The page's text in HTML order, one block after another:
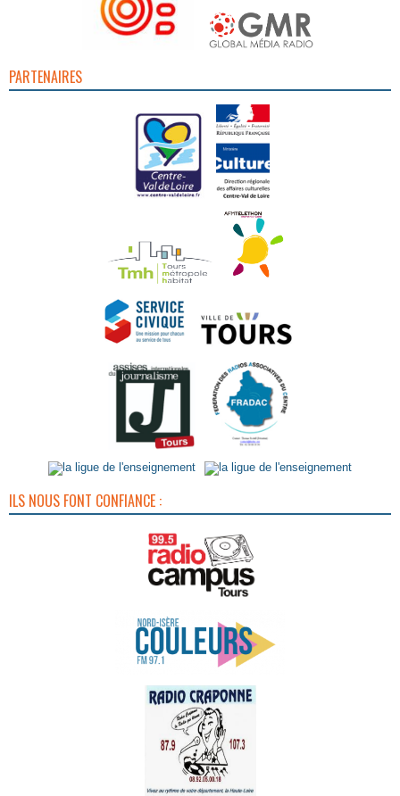
PARTENAIRES
ILS NOUS FONT CONFIANCE :